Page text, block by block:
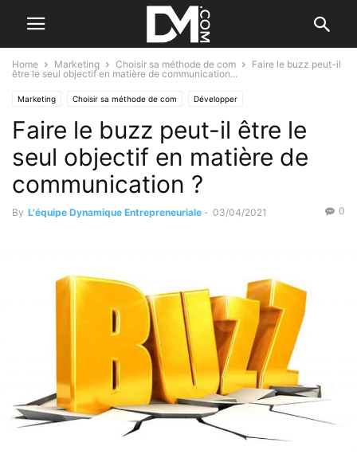
Home Marketing Choisir sa méthode de com
Faire le buzz peut-il
être le seul objectif en matière de communication...
Marketing Choisir sa méthode de com Développer
Faire le buzz peut-il être le
seul objectif en matière de
communication ?
By L'équipe Dynamique Entrepreneuriale - 03/04/2021 0